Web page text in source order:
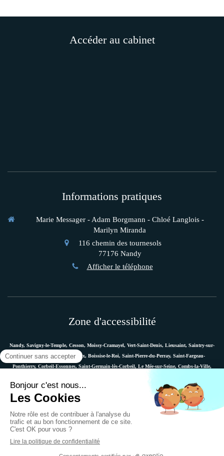
Accéder au cabinet
Informations pratiques
Marie Messager - Adam Borgmann - Chloé Langlois -
Marilyn Miranda
116 chemin des tournesols
77176 Nandy
Afficher le téléphone
Zone d'accessibilité
Nandy, Savigny-le-Temple, Cesson, Moissy-Cramayel, Vert-Saint-Denis, Lieusaint, Saintry-sur-
Seine, Le Coudray-Montceaux, Boissise-le-Roi, Saint-Pierre-du-Perray, Saint-Fargeau-
Ponthierry, Corbeil-Essonnes, Saint-Germain-lès-Corbeil, Le Mée-sur-Seine, Combs-la-Ville,
Boussy-Saint-Antoine, etc.
Plan du site
Ostéopathe Versailles